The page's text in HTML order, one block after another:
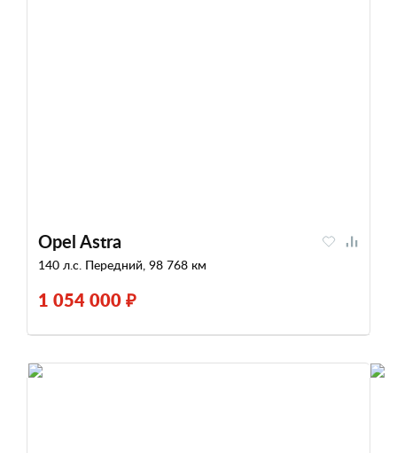
Opel Astra
140 л.с. Передний, 98 768 км
1 054 000 ₽